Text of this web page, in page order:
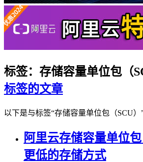
标签：存储容量单位包（
标签的文章
以下是与标签“存储容量单位包（SCU
阿里云存储容量单位
更低的存储方式